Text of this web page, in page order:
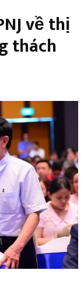
về thị
thách